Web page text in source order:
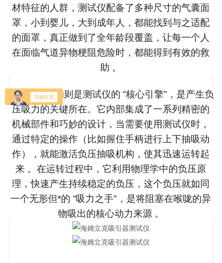
材特征的人群，测试仪配备了多种尺寸的气囊面
罩，小到婴儿，大到成年人，都能找到与之适配
的面罩，真正做到了全年龄段覆盖，让每一个人
在面临气道异物梗阻危险时，都能得到有效的救
助 。
负压抽吸机构则是测试仪的 “核心引擎"，是产生负
压吸力的关键所在。它内部集成了一系列精密的
机械部件和巧妙的设计，当需要使用测试仪时，
通过特定的操作（比如握住手柄进行上下抽吸动
作），就能激活负压抽吸机构，使其迅速运转起
来 。在运转过程中，它利用物理学中的负压原
理，快速产生持续稳定的负压，这个负压就如同
一个无形但*的 “吸力之手"，是将阻塞在喉咙的异
物吸出的核心动力来源 。